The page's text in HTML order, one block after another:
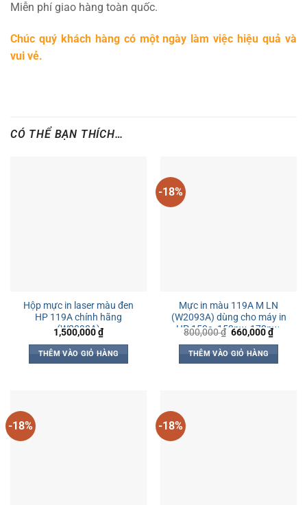
Miễn phí giao hàng toàn quốc.
Chúc quý khách hàng có một ngày làm việc hiệu quả và
vui vẻ.
CÓ THỂ BẠN THÍCH…
Hộp mực in laser màu đen
HP 119A chính hãng
(W2090A)
1,500,000₫
THÊM VÀO GIỎ HÀNG
-18%
Mực in màu 119A M LN
(W2093A) dùng cho máy in
HP 150a, 150nw, 178nw,
179fnw
800,000₫ Giá
là:
800,000 ₫.
660,000₫Giá
hiện
THÊM VÀO GIỎ HÀNG
-18% -18%